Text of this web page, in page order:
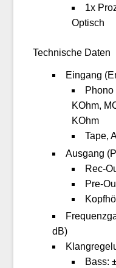
1x
Optisch
Technische Daten
Eingang
Phono
KOhm,
KOhm
Tape,
Ausgang
Rec-
Pre-
dB)
Bass: